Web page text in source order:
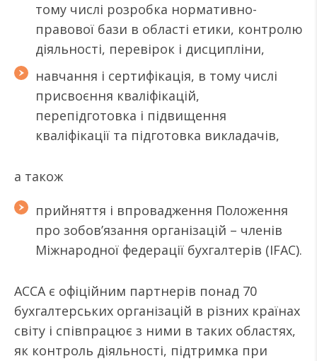
тому числі розробка нормативно-
правової бази в області етики, контролю
діяльності, перевірок і дисципліни,
навчання і сертифікація, в тому числі
присвоєння кваліфікацій,
перепідготовка і підвищення
кваліфікації та підготовка викладачів,
а також
прийняття і впровадження Положення
про зобов’язання організацій – членів
Міжнародної федерації бухгалтерів (IFAC).
ACCA є офіційним партнерів понад 70
бухгалтерських організацій в різних країнах
світу і співпрацює з ними в таких областях,
як контроль діяльності, підтримка при